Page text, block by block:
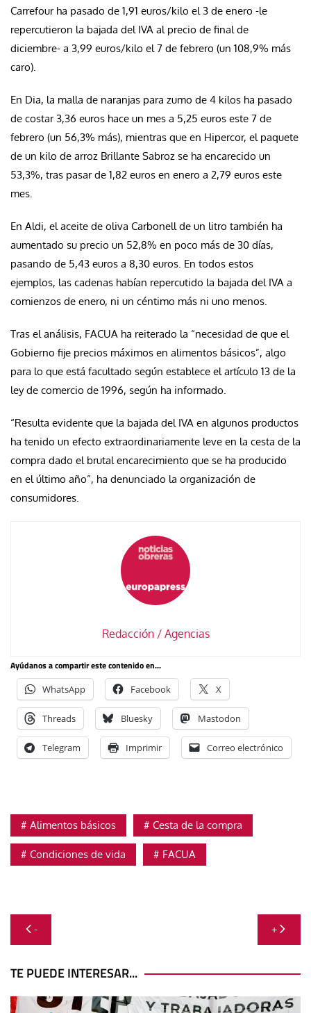
Carrefour ha pasado de 1,91 euros/kilo el 3 de enero -le
repercutieron la bajada del IVA al precio de final de
diciembre- a 3,99 euros/kilo el 7 de febrero (un 108,9% más
caro).
En Dia, la malla de naranjas para zumo de 4 kilos ha pasado
de costar 3,36 euros hace un mes a 5,25 euros este 7 de
febrero (un 56,3% más), mientras que en Hipercor, el paquete
de un kilo de arroz Brillante Sabroz se ha encarecido un
53,3%, tras pasar de 1,82 euros en enero a 2,79 euros este
mes.
En Aldi, el aceite de oliva Carbonell de un litro también ha
aumentado su precio un 52,8% en poco más de 30 días,
pasando de 5,43 euros a 8,30 euros. En todos estos
ejemplos, las cadenas habían repercutido la bajada del IVA a
comienzos de enero, ni un céntimo más ni uno menos.
Tras el análisis, FACUA ha reiterado la “necesidad de que el
Gobierno fije precios máximos en alimentos básicos”, algo
para lo que está facultado según establece el artículo 13 de la
ley de comercio de 1996, según ha informado.
“Resulta evidente que la bajada del IVA en algunos productos
ha tenido un efecto extraordinariamente leve en la cesta de la
compra dado el brutal encarecimiento que se ha producido
en el último año”, ha denunciado la organización de
consumidores.
Redacción / Agencias
Ayúdanos a compartir este contenido en...
WhatsApp Facebook X
Threads Bluesky Mastodon
Telegram Imprimir Correo electrónico
Alimentos básicos Cesta de la compra
Condiciones de vida FACUA
Navegación
de
entradas
- +
TE PUEDE INTERESAR...